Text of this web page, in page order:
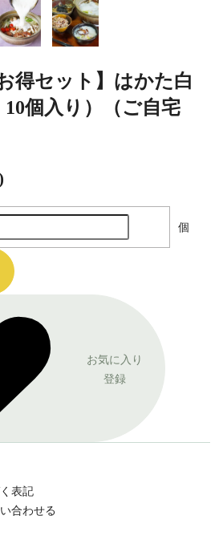
得セット】はかた白
10個入り）（ご自宅
個
お気に入り
登録
表記
合わせる